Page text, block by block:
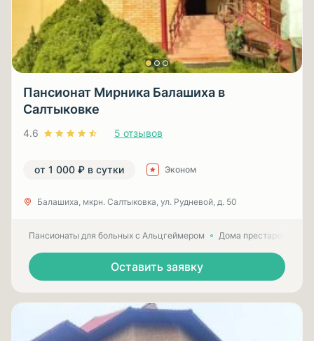
Пансионат Мирника Балашиха в
Салтыковке
4.6 5 отзывов
от 1 000 ₽ в сутки Эконом
Балашиха, мкрн. Салтыковка, ул. Рудневой, д. 50
Пансионаты для больных с Альцгеймером Дома престарелых
Оставить заявку